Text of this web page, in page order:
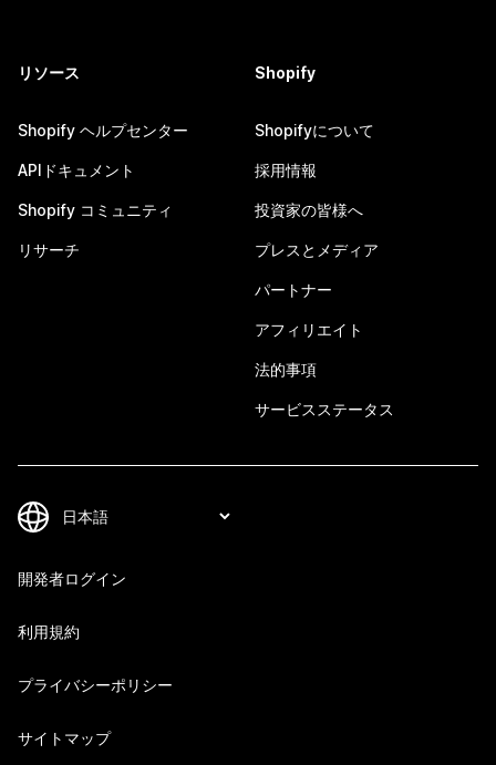
リソース
Shopify ヘルプセンター
APIドキュメント
Shopify コミュニティ
リサーチ
Shopify
Shopifyについて
採用情報
投資家の皆様へ
プレスとメディア
パートナー
アフィリエイト
法的事項
サービスステータス
開発者ログイン
利用規約
プライバシーポリシー
サイトマップ